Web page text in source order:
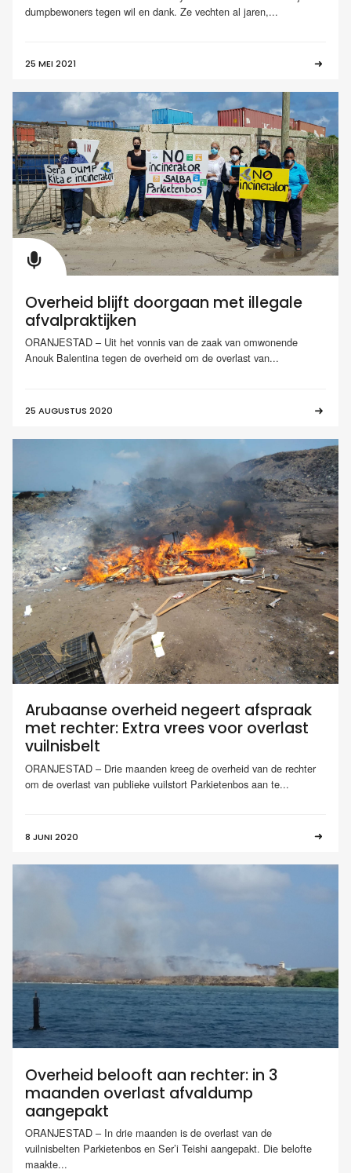
dumpbewoners tegen wil en dank. Ze vechten al jaren,...
25 MEI 2021
Overheid blijft doorgaan met illegale
afvalpraktijken
ORANJESTAD – Uit het vonnis van de zaak van omwonende
Anouk Balentina tegen de overheid om de overlast van...
25 AUGUSTUS 2020
Arubaanse overheid negeert afspraak
met rechter: Extra vrees voor overlast
vuilnisbelt
ORANJESTAD – Drie maanden kreeg de overheid van de rechter
om de overlast van publieke vuilstort Parkietenbos aan te...
8 JUNI 2020
Overheid belooft aan rechter: in 3
maanden overlast afvaldump
aangepakt
ORANJESTAD – In drie maanden is de overlast van de
vuilnisbelten Parkietenbos en Ser’i Teishi aangepakt. Die belofte
maakte...